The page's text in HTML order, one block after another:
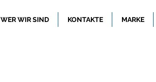
WER WIR SIND KONTAKTE MARKE